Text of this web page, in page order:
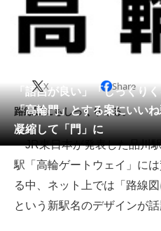
会員記事
メディア
注目記事を集めた総合ページ
ITの今と未来を見通す
スマホと通信の最新トレンド
「語呂が良い」「しっくり
「高輪門」とする案にいい
凝縮して「門」に
X Share
路線図にもしっくりくる。
JR東日本が発表した品川
駅「高輪ゲートウェイ」に
る中、ネット上では「路線
という新駅名のデザインが